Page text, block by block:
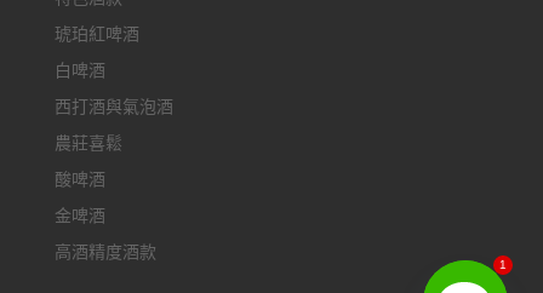
琥珀紅啤酒
白啤酒
西打酒與氣泡酒
農莊喜鬆
酸啤酒
金啤酒
高酒精度酒款
1